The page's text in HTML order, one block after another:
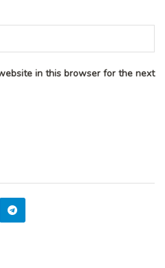
in this browser for the next